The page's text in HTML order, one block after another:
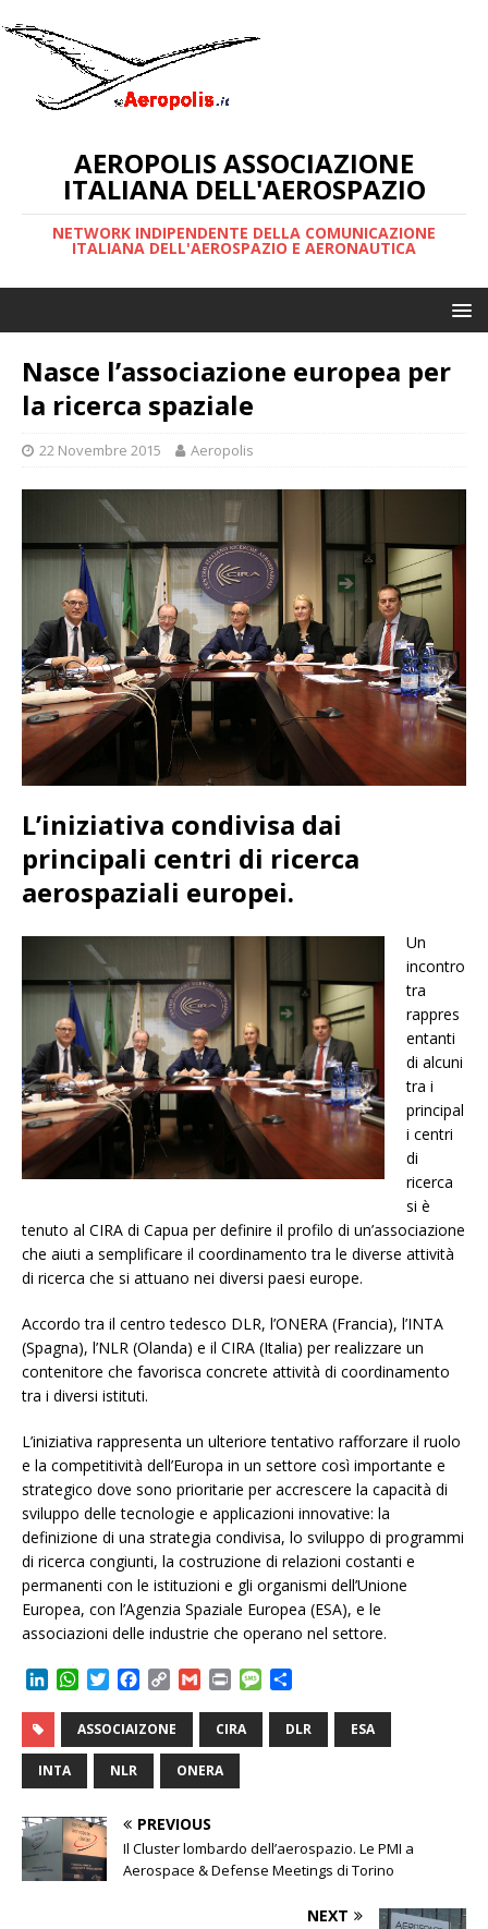
AEROPOLIS ASSOCIAZIONE
ITALIANA DELL'AEROSPAZIO
NETWORK INDIPENDENTE DELLA COMUNICAZIONE
ITALIANA DELL'AEROSPAZIO E AERONAUTICA
Nasce l’associazione europea per
la ricerca spaziale
22 Novembre 2015 Aeropolis
L’iniziativa condivisa dai
principali centri di ricerca
aerospaziali europei.
Un
incontro
tra
rappres
entanti
di alcuni
tra i
principal
i centri
di
ricerca
si è
tenuto al CIRA di Capua per definire il profilo di un’associazione
che aiuti a semplificare il coordinamento tra le diverse attività
di ricerca che si attuano nei diversi paesi europe.
Accordo tra il centro tedesco DLR, l’ONERA (Francia), l’INTA
(Spagna), l’NLR (Olanda) e il CIRA (Italia) per realizzare un
contenitore che favorisca concrete attività di coordinamento
tra i diversi istituti.
L’iniziativa rappresenta un ulteriore tentativo rafforzare il ruolo
e la competitività dell’Europa in un settore così importante e
strategico dove sono prioritarie per accrescere la capacità di
sviluppo delle tecnologie e applicazioni innovative: la
definizione di una strategia condivisa, lo sviluppo di programmi
di ricerca congiunti, la costruzione di relazioni costanti e
permanenti con le istituzioni e gli organismi dell’Unione
Europea, con l’Agenzia Spaziale Europea (ESA), e le
associazioni delle industrie che operano nel settore.
k
e
d
n
W
a
t
A
p
T
i
t
t
e
c
e
o
k
C
p
y
L
i
k
G
i
l
P
i
n
M
s
n
d
i
ASSOCIAIZONE CIRA DLR ESA
INTA NLR ONERA
PREVIOUS
Il Cluster lombardo dell’aerospazio. Le PMI a
Aerospace & Defense Meetings di Torino
NEXT